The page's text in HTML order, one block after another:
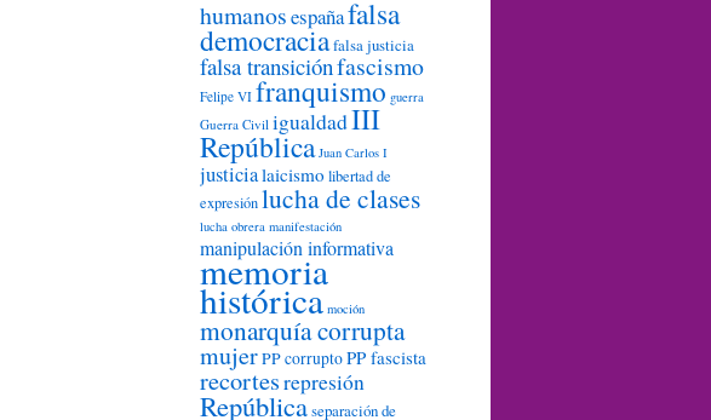
humanosespañafalsa
democraciafalsa justicia
falsa transiciónfascismo
Felipe VI franquismo guerra
Guerra Civil igualdadIII
República Juan Carlos I
justicialaicismo libertad de
expresiónlucha de clases
lucha obrera manifestación
manipulación informativa
memoria
histórica moción
monarquía corrupta
mujerPP corruptoPP fascista
recortesrepresión
Repúblicaseparación de